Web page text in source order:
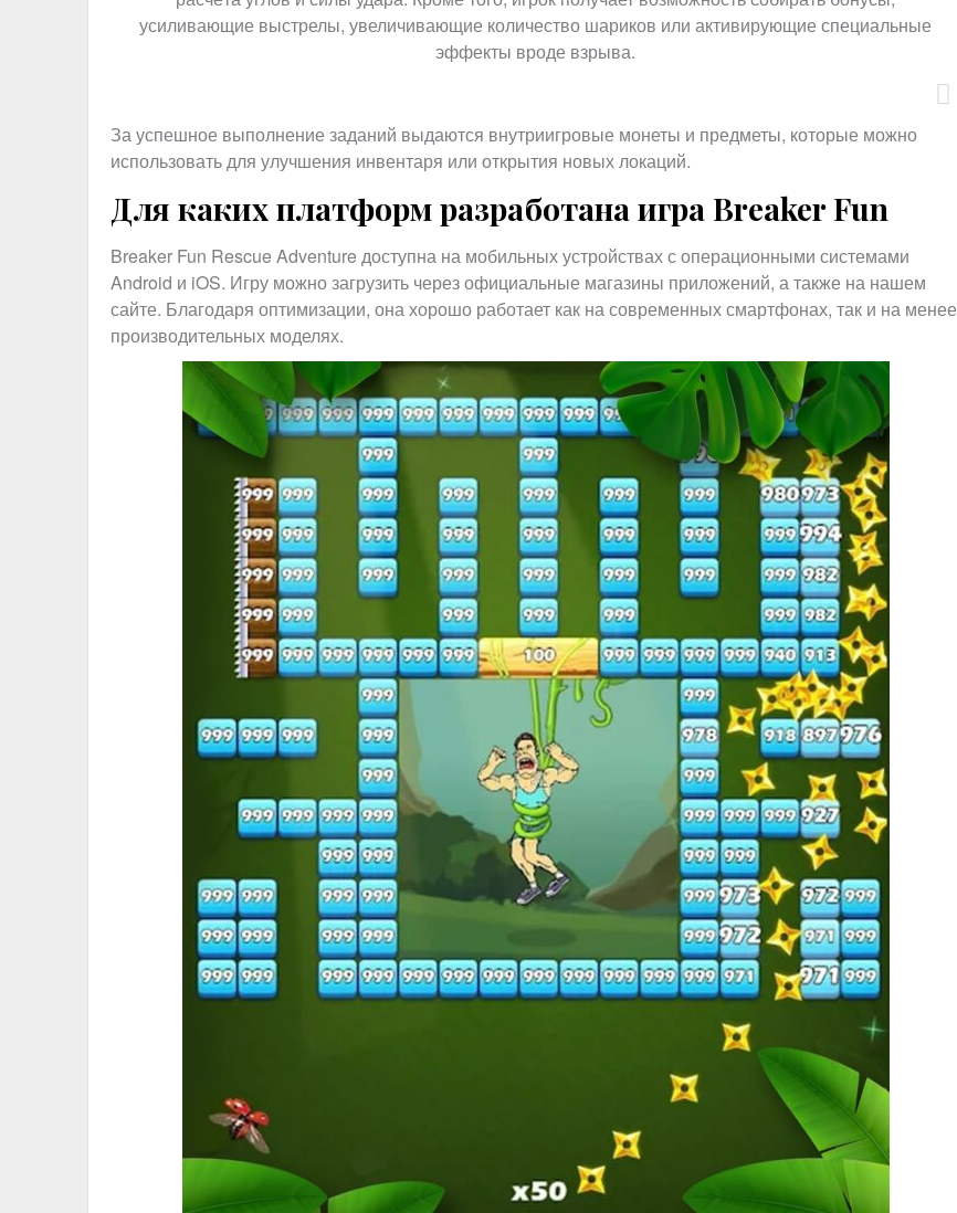
усиливающие выстрелы, увеличивающие количество шариков или активирующие специальные
эффекты вроде взрыва.
За успешное выполнение заданий выдаются внутриигровые монеты и предметы, которые можно
использовать для улучшения инвентаря или открытия новых локаций.
Для каких платформ разработана игра Breaker Fun
Breaker Fun Rescue Adventure доступна на мобильных устройствах с операционными системами
Android и iOS. Игру можно загрузить через официальные магазины приложений, а также на нашем
сайте. Благодаря оптимизации, она хорошо работает как на современных смартфонах, так и на менее
производительных моделях.